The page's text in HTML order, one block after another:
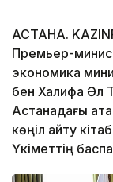
АСТАНА.
Премьер-
экономика
бен Халифа Әл
Астанадағы
көңіл айту
Үкіметтің